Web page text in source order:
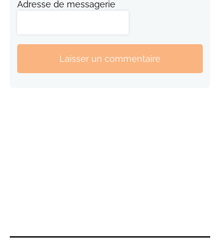
Adresse de messagerie
Laisser un commentaire